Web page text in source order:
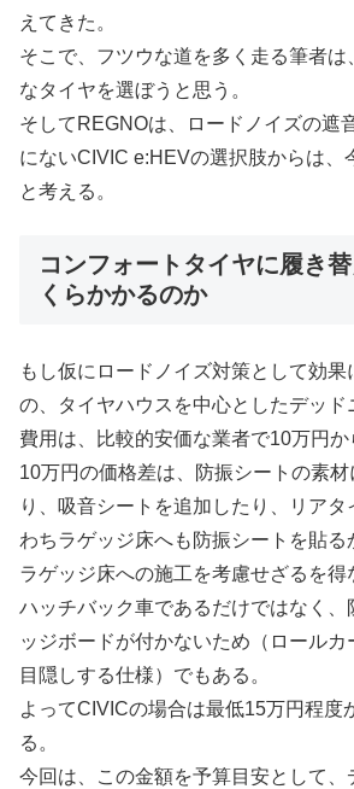
えてきた。
そこで、フツウな道を多く走る筆者
なタイヤを選ぼうと思う。
そしてREGNOは、ロードノイズの遮
にないCIVIC e:HEVの選択肢からは、
と考える。
コンフォートタイヤに履き
くらかかるのか
もし仮にロードノイズ対策として効
の、タイヤハウスを中心としたデッド
費用は、比較的安価な業者で10万円か
10万円の価格差は、防振シートの素
り、吸音シートを追加したり、リア
わちラゲッジ床へも防振シートを貼る
ラゲッジ床への施工を考慮せざるを
ハッチバック車であるだけではなく、
ッジボードが付かないため（ロール
目隠しする仕様）でもある。
よってCIVICの場合は最低15万円程度
る。
今回は、この金額を予算目安として、